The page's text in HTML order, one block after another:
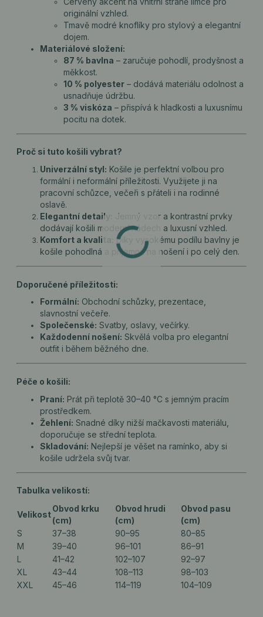
originální vzhled.
Tmavě modré knoflíky pro stylový a elegantní
dojem.
Materiálové složení:
87 % bavlna – zaručuje pohodlí, prodyšnost a
měkkost.
10 % polyester – dodává materiálu odolnost a
usnadňuje údržbu.
3 % viskóza – přispívá k hladkosti a luxusnímu
pocitu na dotek.
Proč si tuto košili vybrat?
Univerzální styl: Košile je perfektní volbou pro
formální i neformální příležitosti. Využijete ji na
pracovní schůzce, večeři s přáteli i na rodinné
oslavě.
Elegantní detaily:
Jemný vzor a kontrastní prvky
dodávají košili moderní nádech a luxusní vzhled.
Komfort a kvalita:
Díky vysokému podílu bavlny je
košile pohodlná a příjemná na nošení i po celý den.
Doporučené příležitosti:
Formální: Obchodní schůzky, prezentace,
slavnostní večeře.
Společenské: Svatby, oslavy, večírky.
Každodenní nošení: Skvělá volba pro elegantní
outfit i během běžného dne.
Péče o košili:
Praní: Prát při teplotě 30–40 °C s jemným pracím
prostředkem.
Žehlení: Snadné díky nižší mačkavosti materiálu,
doporučuje se střední teplota.
Skladování: Nejlepší je věšet na ramínko, aby si
košile udržela svůj tvar.
Tabulka velikostí:
Velikost
Obvod krku
(cm)
Obvod hrudi
(cm)
Obvod pasu
(cm)
S
37–38 90–95
80–85
M
39–40 96–101
86–91
L
41–42 102–107
92–97
XL
43–44 108–113
98–103
XXL
45–46 114–119 104–109